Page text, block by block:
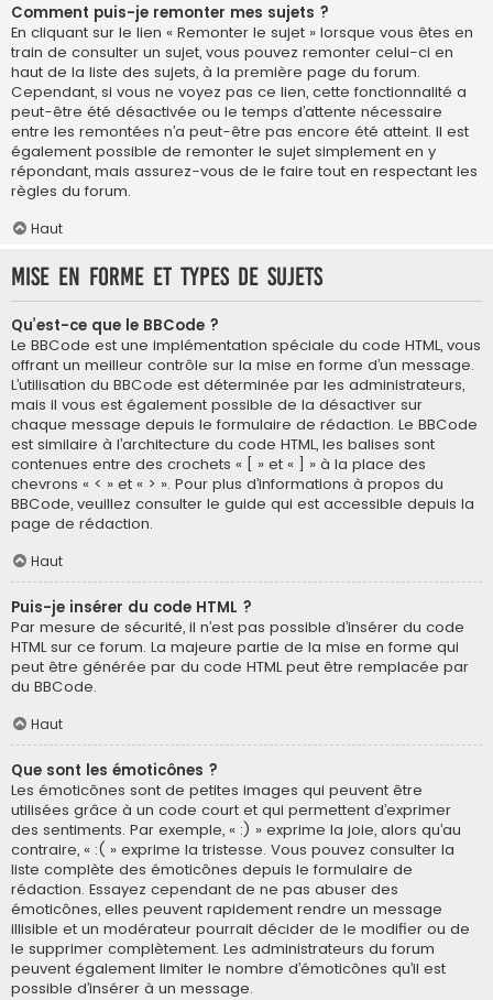
Comment puis-je remonter mes sujets ?
En cliquant sur le lien « Remonter le sujet » lorsque vous êtes en
train de consulter un sujet, vous pouvez remonter celui-ci en
haut de la liste des sujets, à la première page du forum.
Cependant, si vous ne voyez pas ce lien, cette fonctionnalité a
peut-être été désactivée ou le temps d’attente nécessaire
entre les remontées n’a peut-être pas encore été atteint. Il est
également possible de remonter le sujet simplement en y
répondant, mais assurez-vous de le faire tout en respectant les
règles du forum.
Haut
Mise en forme et types de sujets
Qu’est-ce que le BBCode ?
Le BBCode est une implémentation spéciale du code HTML, vous
offrant un meilleur contrôle sur la mise en forme d’un message.
L’utilisation du BBCode est déterminée par les administrateurs,
mais il vous est également possible de la désactiver sur
chaque message depuis le formulaire de rédaction. Le BBCode
est similaire à l’architecture du code HTML, les balises sont
contenues entre des crochets « [ » et « ] » à la place des
chevrons « < » et « > ». Pour plus d’informations à propos du
BBCode, veuillez consulter le guide qui est accessible depuis la
page de rédaction.
Haut
Puis-je insérer du code HTML ?
Par mesure de sécurité, il n’est pas possible d’insérer du code
HTML sur ce forum. La majeure partie de la mise en forme qui
peut être générée par du code HTML peut être remplacée par
du BBCode.
Haut
Que sont les émoticônes ?
Les émoticônes sont de petites images qui peuvent être
utilisées grâce à un code court et qui permettent d’exprimer
des sentiments. Par exemple, « :) » exprime la joie, alors qu’au
contraire, « :( » exprime la tristesse. Vous pouvez consulter la
liste complète des émoticônes depuis le formulaire de
rédaction. Essayez cependant de ne pas abuser des
émoticônes, elles peuvent rapidement rendre un message
illisible et un modérateur pourrait décider de le modifier ou de
le supprimer complètement. Les administrateurs du forum
peuvent également limiter le nombre d’émoticônes qu’il est
possible d’insérer à un message.